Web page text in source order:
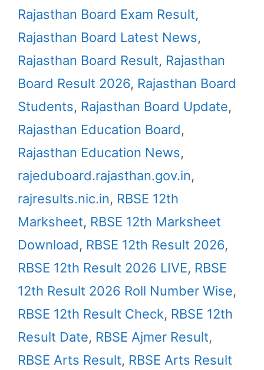
Rajasthan Board Exam Result,
Rajasthan Board Latest News,
Rajasthan Board Result, Rajasthan
Board Result 2026, Rajasthan Board
Students, Rajasthan Board Update,
Rajasthan Education Board,
Rajasthan Education News,
rajeduboard.rajasthan.gov.in,
rajresults.nic.in, RBSE 12th
Marksheet, RBSE 12th Marksheet
Download, RBSE 12th Result 2026,
RBSE 12th Result 2026 LIVE, RBSE
12th Result 2026 Roll Number Wise,
RBSE 12th Result Check, RBSE 12th
Result Date, RBSE Ajmer Result,
RBSE Arts Result, RBSE Arts Result